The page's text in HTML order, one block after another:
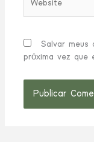
Salvar meus
próxima vez que